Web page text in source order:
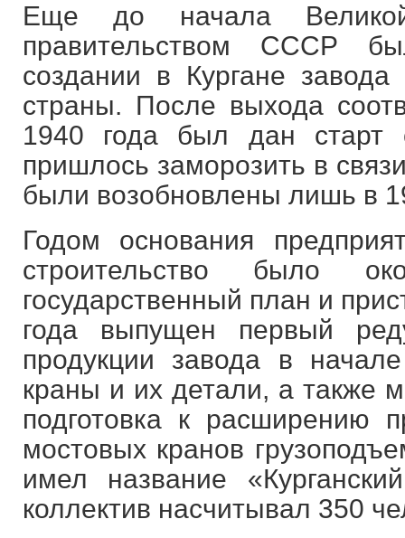
Еще до начала
правительством СССР
создании в Кургане
страны. После выхода
1940 года был дан старт
пришлось заморозить в
были возобновлены лишь в
Годом основания
строительство было
государственный план и
года выпущен первый
продукции завода в
краны и их детали, а также
подготовка к расширению
мостовых кранов
имел название
коллектив насчитывал 350